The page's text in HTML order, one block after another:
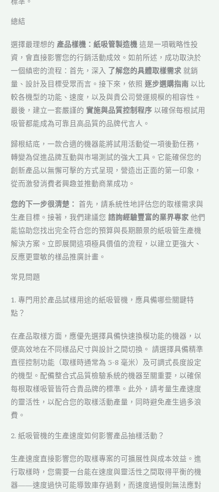
總結
選擇最理想的 產品樣機：紙吸管製造機 這是一項戰略性投
資，會直接影響您的行銷活動成效。如前所述，成功取決於
一個縝密的流程：首先，深入 了解您的具體取樣需求 就銷
量、設計及目標受眾而言。接下來，依照逐步選購指南 以比
較各機型的功能、速度，以及與貴公司營運規模的相容性。
最後，建立一套嚴謹的實施與品質控制程序 以確保每根試用
吸管都能成為可靠且高品質的品牌代言人。
歸根結底，一款合適的機器能將試用活動從一項後勤任務，
轉變為促進品牌互動與市場測試的強大工具。它能確保您的
創新產品以無懈可擊的方式呈現，營造出正面的第一印象，
從而激發消費者興趣並推動商業成功。
您的下一步很清楚： 首先，請系統性地評估您的取樣需求與
生產目標。接著，我們建議您諮詢經驗豐富的業界專家 他們
能協助您找出完全符合您的預算與長期願景的紙吸管生產機
解決方案。立即展開這項極具價值的流程，以建立更強大、
反應更靈敏的樣品推廣計畫。
常見問題
1. 專門用於產品試樣用途的紙吸管機，應具備哪些關鍵特
點？
在產品取樣方面，應優先選擇具備快速換模功能的機器，以
便高效地在不同樣品尺寸與設計之間切換。 請選擇具備精準
直徑控制功能（取樣時通常為 5-8 毫米）及可調式長度設定
的機型。配備整合式品質檢驗系統的機器至關重要，以確保
每根取樣吸管皆符合貴品牌的標準。此外，請考量生產速度
的靈活性，以配合您的取樣活動產量，同時避免產生過多浪
費。
2. 紙吸管機的生產速度如何影響產品抽樣活動？
生產速度直接影響您的取樣專案的可擴展性與成本效益。進
行取樣時，您需要一台能在速度與靈活性之間取得平衡的機
器——速度過快可能導致庫存過剩，而速度過慢則無法應對